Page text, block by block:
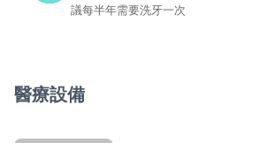
議每半年需要洗牙一次
醫療設備